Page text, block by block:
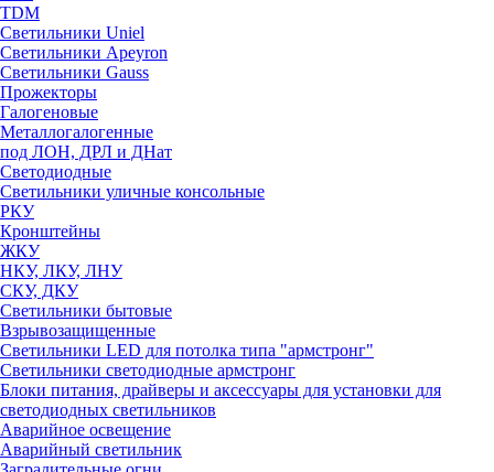
TDM
Светильники Uniel
Светильники Apeyron
Светильники Gauss
Прожекторы
Галогеновые
Металлогалогенные
под ЛОН, ДРЛ и ДНат
Светодиодные
Светильники уличные консольные
РКУ
Кронштейны
ЖКУ
НКУ, ЛКУ, ЛНУ
СКУ, ДКУ
Светильники бытовые
Взрывозащищенные
Светильники LED для потолка типа "армстронг"
Светильники светодиодные армстронг
Блоки питания, драйверы и аксессуары для установки для
светодиодных светильников
Аварийное освещение
Аварийный светильник